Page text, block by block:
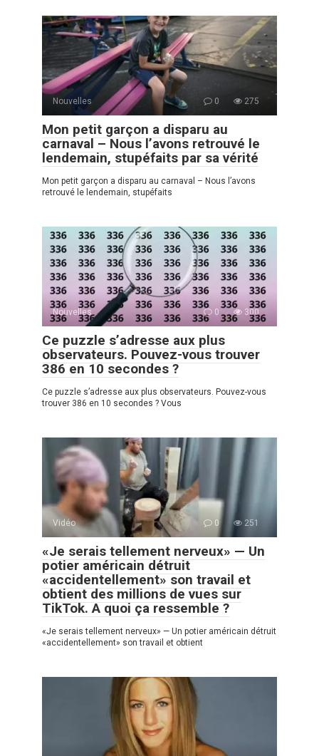
Nouvelles 0 275
Mon petit garçon a disparu au
carnaval – Nous l’avons retrouvé le
lendemain, stupéfaits par sa vérité
Mon petit garçon a disparu au carnaval – Nous l’avons
retrouvé le lendemain, stupéfaits
Nouvelles 0 300
Ce puzzle s’adresse aux plus
observateurs. Pouvez-vous trouver
386 en 10 secondes ?
Ce puzzle s’adresse aux plus observateurs. Pouvez-vous
trouver 386 en 10 secondes ? Vous
Vidéo 0 251
«Je serais tellement nerveux» — Un
potier américain détruit
«accidentellement» son travail et
obtient des millions de vues sur
TikTok. A quoi ça ressemble ?
«Je serais tellement nerveux» — Un potier américain détruit
«accidentellement» son travail et obtient